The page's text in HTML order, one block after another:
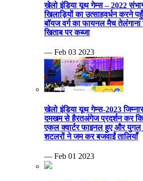
खेलो इंडिया यूथ गेम्स – 2022
खिलाड़ियों का उत्साहवर्धन करने
बॉयज वर्ग का फायनल मैच
खिताब पर कब्जा
— Feb 03 2023
खेलो इंडिया यूथ गेम्स-2023
दमखम से हैरतअंगेज प्रदर्शन कर
एकल क्वार्टर फाइनल हुए और युगल
शटलरों ने जम कर बजवाईं तालियाँ
— Feb 01 2023